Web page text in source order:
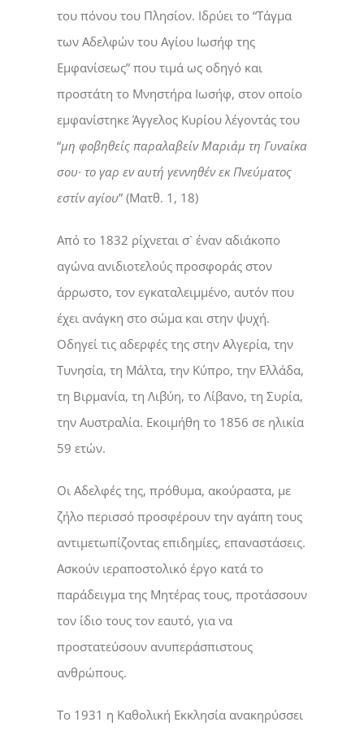
του πόνου του Πλησίον. Ιδρύει το “Τάγμα
των Αδελφών του Αγίου Ιωσήφ της
Εμφανίσεως” που τιμά ως οδηγό και
προστάτη το Μνηστήρα Ιωσήφ, στον οποίο
εμφανίστηκε Άγγελος Κυρίου λέγοντάς του
“μη φοβηθείς παραλαβείν Μαριάμ τη Γυναίκα
σου· το γαρ εν αυτή γεννηθέν εκ Πνεύματος
εστίν αγίου” (Ματθ. 1, 18)
Από το 1832 ρίχνεται σ` έναν αδιάκοπο
αγώνα ανιδιοτελούς προσφοράς στον
άρρωστο, τον εγκαταλειμμένο, αυτόν που
έχει ανάγκη στο σώμα και στην ψυχή.
Οδηγεί τις αδερφές της στην Αλγερία, την
Τυνησία, τη Μάλτα, την Κύπρο, την Ελλάδα,
τη Βιρμανία, τη Λιβύη, το Λίβανο, τη Συρία,
την Αυστραλία. Εκοιμήθη το 1856 σε ηλικία
59 ετών.
Οι Αδελφές της, πρόθυμα, ακούραστα, με
ζήλο περισσό προσφέρουν την αγάπη τους
αντιμετωπίζοντας επιδημίες, επαναστάσεις.
Ασκούν ιεραποστολικό έργο κατά το
παράδειγμα της Μητέρας τους, προτάσσουν
τον ίδιο τους τον εαυτό, για να
προστατεύσουν ανυπεράσπιστους
ανθρώπους.
Το 1931 η Καθολική Εκκλησία ανακηρύσσει